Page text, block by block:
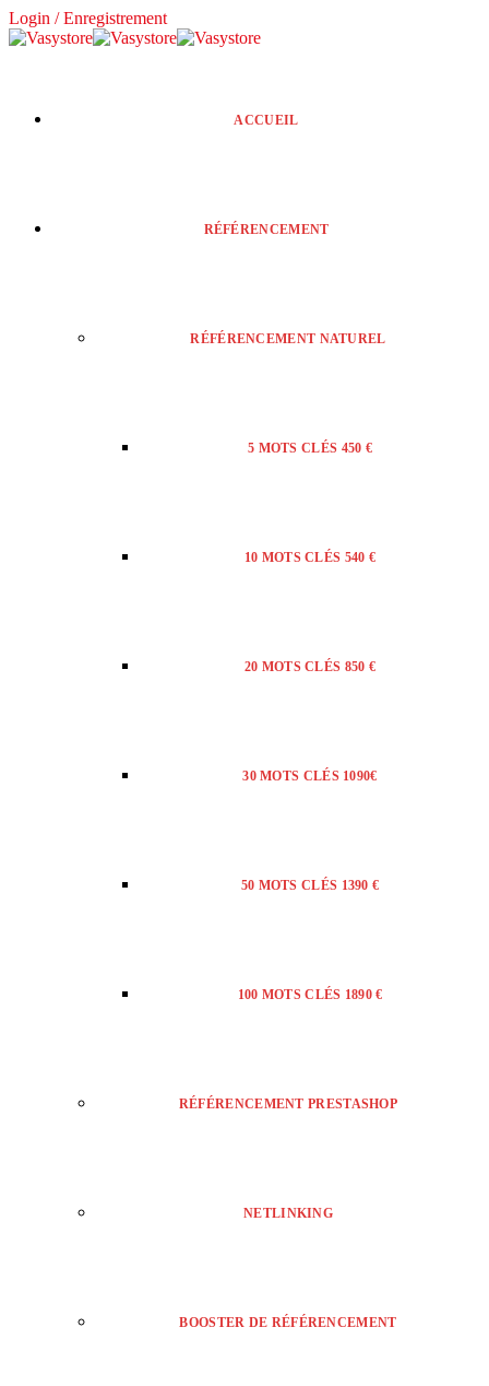
Login / Enregistrement
ACCUEIL
RÉFÉRENCEMENT
RÉFÉRENCEMENT NATUREL
5 MOTS CLÉS 450 €
10 MOTS CLÉS 540 €
20 MOTS CLÉS 850 €
30 MOTS CLÉS 1090€
50 MOTS CLÉS 1390 €
100 MOTS CLÉS 1890 €
RÉFÉRENCEMENT PRESTASHOP
NETLINKING
BOOSTER DE RÉFÉRENCEMENT